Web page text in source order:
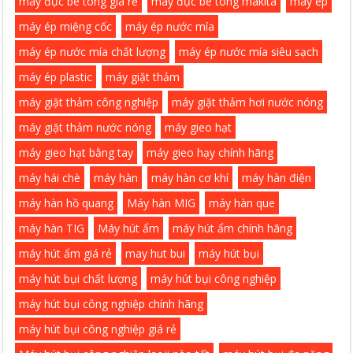
máy ép miệng cốc
máy ép nước mía
máy ép nước mía chất lượng
máy ép nước mía siêu sạch
máy ép plastic
máy giặt thảm
máy giặt thảm công nghiệp
máy giặt thảm hơi nước nóng
máy giặt thảm nước nóng
máy gieo hạt
máy gieo hạt bằng tay
máy gieo hạy chính hãng
máy hái chè
máy hàn máy hàn cơ khí
máy hàn điện
máy hàn hồ quang
Máy hàn MIG
máy hàn que
máy hàn TIG
Máy hút ẩm
máy hút ẩm chính hãng
máy hút ẩm giá rẻ
may hut bui
máy hút bụi
máy hút bụi chất lượng
máy hút bụi công nghiệp
máy hút bụi công nghiệp chính hãng
máy hút bụi công nghiệp giá rẻ